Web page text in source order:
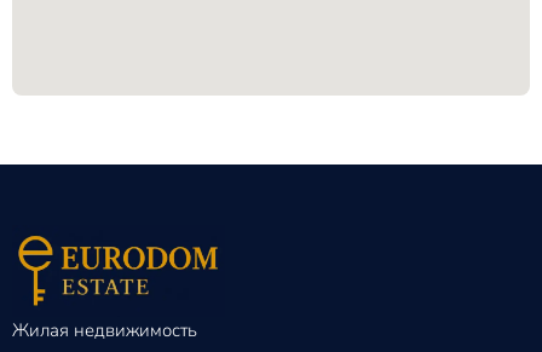
Жилая недвижимость